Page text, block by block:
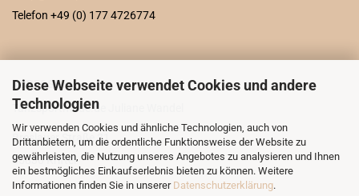
Diese Webseite verwendet Cookies und andere
Technologien
Wir verwenden Cookies und ähnliche Technologien, auch von
Drittanbietern, um die ordentliche Funktionsweise der Website zu
gewährleisten, die Nutzung unseres Angebotes zu analysieren und Ihnen
ein bestmögliches Einkaufserlebnis bieten zu können. Weitere
Informationen finden Sie in unserer Datenschutzerklärung.
Telefon +49 (0) 177 4726774
ADRESSE
Tanzsportmode.de Juliane Wandel
Breslauer Straße 31
65830 Kriftel